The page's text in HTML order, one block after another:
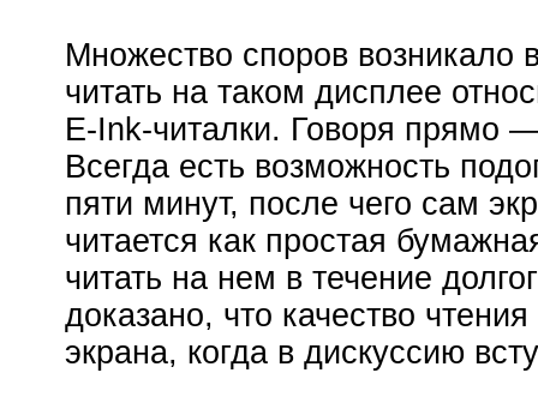
Множество споров возникало
читать на таком дисплее
E-Ink-читалки. Говоря прямо
Всегда есть возможность
пяти минут, после чего сам
читается как простая
читать на нем в течение
доказано, что качество
экрана, когда в дискуссию